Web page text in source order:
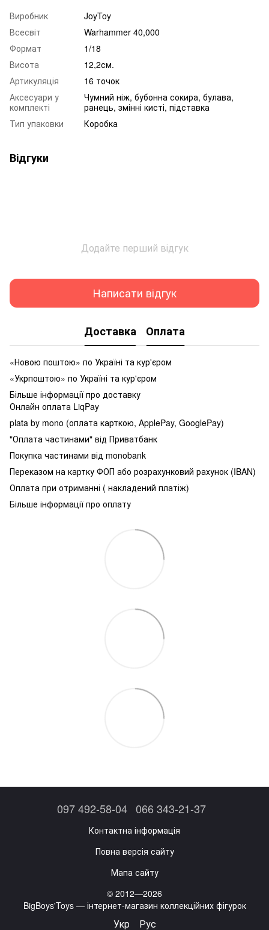
Виробник
JoyToy
Всесвіт
Warhammer 40,000
Формат
1/18
Висота
12,2см.
Артикуляція
16 точок
Аксесуари у
комплекті
Чумний ніж, бубонна сокира, булава,
ранець, змінні кисті, підставка
Тип упаковки
Коробка
Відгуки
Додайте перший відгук
Написати відгук
Доставка Оплата
«Новою поштою» по Україні та кур'єром
«Укрпоштою» по Україні та кур'єром
Більше інформації про доставку
Онлайн оплата LiqPay
plata by mono (оплата карткою, ApplePay, GooglePay)
"Оплата частинами" від Приватбанк
Покупка частинами від monobank
Переказом на картку ФОП або розрахунковий рахунок (IBAN)
Оплата при отриманні ( накладений платіж)
Більше інформації про оплату
097 492-58-04 066 343-21-37
Контактна інформація
Повна версія сайту
Мапа сайту
© 2012—2026
BigBoys'Toys — інтернет-магазин коллекційних фігурок
Укр Рус